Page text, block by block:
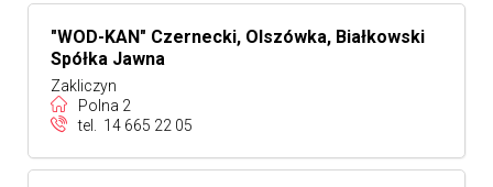
"WOD-KAN" Czernecki, Olszówka, Białkowski
Spółka Jawna
Zakliczyn
Polna 2
tel.
14 665 22 05